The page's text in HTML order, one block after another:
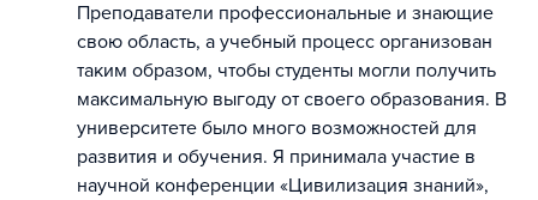
Преподаватели профессиональные и знающие
свою область, а учебный процесс организован
таким образом, чтобы студенты могли получить
максимальную выгоду от своего образования. В
университете было много возможностей для
развития и обучения. Я принимала участие в
научной конференции «Цивилизация знаний»,